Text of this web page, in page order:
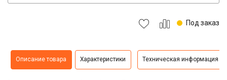
Под заказ
Описание товара Характеристики Техническая информация